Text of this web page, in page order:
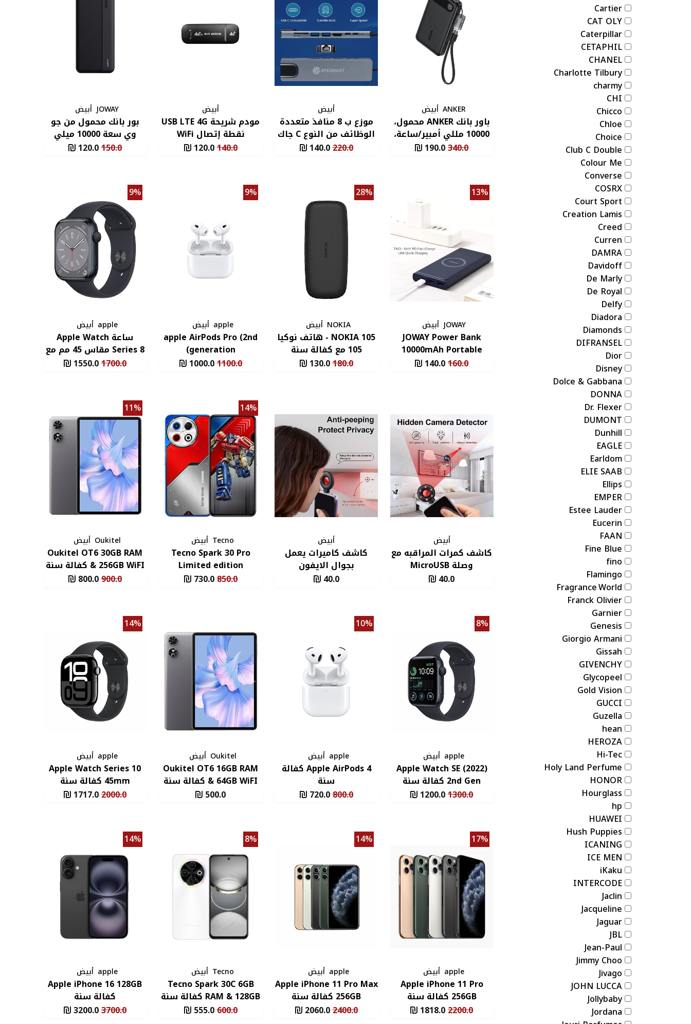
Cartier
CAT OLY
Caterpillar
CETAPHIL
CHANEL
Charlotte Tilbury
charmy
COSRX
DAMRA
Davidoff
De Marly
Delfy
DIFRANSEL
Dior
Disney
DONNA
Dr. Flexer
EAGLE
Earldom
EMPER
Estee Lauder
Franck Olivier
Garnier
GIVENCHY
HEROZA
Hi-Tec
HONOR
INTERCODE
Jaguar
JBL
JOHN LUCCA
Jollybaby
ANKER أبيض
باور بانك ANKER محمول،
10000 مللي أمبير/ساعة،
22.5 واط، ضمان
340.0
190.0
أبيض
موزع ب 8 منافذ متعددة
الوظائف من النوع C جاك
220.0
140.0
أبيض
مودم شريحة USB LTE 4G
نقطة إتصال WiFi
140.0
120.0
JOWAY أبيض
بور بانك محمول من جو
وي سعة 10000 ميلي
أمبير150.0
120.0
13%
JOWAY أبيض
JOWAY Power Bank
10000mAh Portable
Charging باور بانك
160.0
140.0
28%
NOKIA أبيض
NOKIA 105 - هاتف نوكيا
105 مع كفالة سنة
180.0
130.0
9%
apple أبيض
apple AirPods Pro (2nd
generation)
1100.0
1000.0
9%
apple أبيض
ساعة Apple Watch
Series 8 مقاس 45 مم مع
ضمان1700.0
1550.0
أبيض
كاشف كمرات المراقبه مع
وصلة MicroUSB
40.0
أبيض
كاشف كاميرات يعمل
بجوال الايفون
40.0
14%
Tecno أبيض
Tecno Spark 30 Pro
Limited edition
(8+8GB/256GB) كفالة 850.0
730.0
11%
Oukitel أبيض
Oukitel OT6 30GB RAM
& 256GB WiFI كفالة سنة
تابلت900.0
800.0
8%
apple أبيض
Apple Watch SE (2022)
2nd Gen كفالة سنة
1300.0
1200.0
10%
apple أبيض
Apple AirPods 4 كفالة
سنة
800.0
720.0
Oukitel أبيض
Oukitel OT6 16GB RAM
& 64GB WiFI كفالة سنة
تابلت
500.0
14%
apple أبيض
Apple Watch Series 10
45mm كفالة سنة
2000.0
1717.0
17%
apple أبيض
Apple iPhone 11 Pro
256GB كفالة سنة
2200.0
1818.0
14%
apple أبيض
Apple iPhone 11 Pro Max
256GB كفالة سنة
2400.0
2060.0
8%
Tecno أبيض
Tecno Spark 30C 6GB
RAM & 128GB كفالة سنة
600.0
555.0
14%
apple أبيض
Apple iPhone 16 128GB
كفالة سنة
3700.0
3200.0